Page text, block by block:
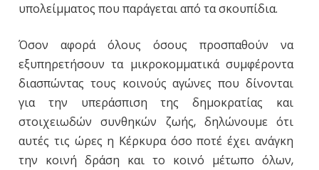
υπολείμματος που παράγεται από τα σκουπίδια.
Όσον αφορά όλους όσους προσπαθούν να
εξυπηρετήσουν τα μικροκομματικά συμφέροντα
διασπώντας τους κοινούς αγώνες που δίνονται
για την υπεράσπιση της δημοκρατίας και
στοιχειωδών συνθηκών ζωής, δηλώνουμε ότι
αυτές τις ώρες η Κέρκυρα όσο ποτέ έχει ανάγκη
την κοινή δράση και το κοινό μέτωπο όλων,